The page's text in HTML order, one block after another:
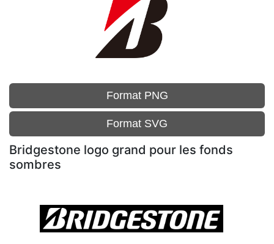
Format PNG
Format SVG
Bridgestone logo grand pour les fonds
sombres